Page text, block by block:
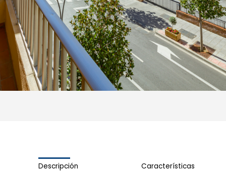
Descripción Características